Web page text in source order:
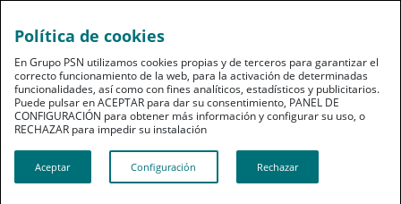
Política de privacidad para
participantes en congresos
profesionales
Política de cookies
En Grupo PSN utilizamos cookies propias y de terceros para garantizar el
correcto funcionamiento de la web, para la activación de determinadas
funcionalidades, así como con fines analíticos, estadísticos y publicitarios.
Puede pulsar en ACEPTAR para dar su consentimiento, PANEL DE
CONFIGURACIÓN para obtener más información y configurar su uso, o
RECHAZAR para impedir su instalación​​​​​​​
Aceptar Configuración Rechazar